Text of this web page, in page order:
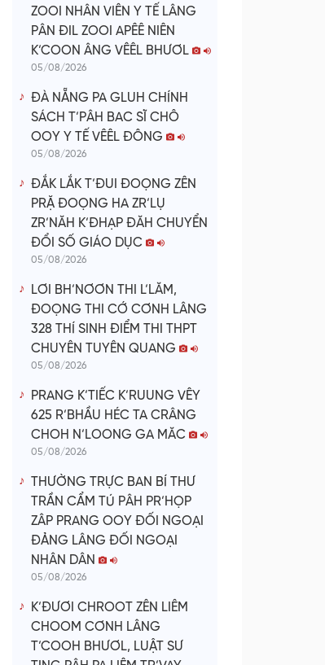
ZOOI NHÂN VIÊN Y TẾ LÂNG
PÂN ĐIL ZOOI APÊÊ NIÊN
K’COON ÂNG VÊÊL BHƯƠL
05/08/2026
ĐÀ NẴNG PA GLUH CHÍNH
SÁCH T’PÂH BAC SĨ CHÔ
OOY Y TẾ VÊÊL ĐÔNG
05/08/2026
ĐẮK LẮK T’ĐUI ĐOỌNG ZÊN
PRẶ ĐOỌNG HA ZR’LỤ
ZR’NĂH K’ĐHẠP ĐĂH CHUYỂN
ĐỔI SỐ GIÁO DỤC
05/08/2026
LƠI BH’NƠƠN THI L’LĂM,
ĐOỌNG THI CỚ CƠNH LÂNG
328 THÍ SINH ĐIỂM THI THPT
CHUYÊN TUYÊN QUANG
05/08/2026
PRANG K’TIẾC K’RUUNG VÊY
625 R’BHẦU HÉC TA CRÂNG
CHOH N’LOONG GA MĂC
05/08/2026
THƯỜNG TRỰC BAN BÍ THƯ
TRẦN CẨM TÚ PÂH PR’HỌP
ZÂP PRANG OOY ĐỐI NGOẠI
ĐẢNG LÂNG ĐỐI NGOẠI
NHÂN DÂN
05/08/2026
K’ĐƯƠI CHROOT ZÊN LIÊM
CHOOM CƠNH LÂNG
T’COOH BHƯƠL, LUẬT SƯ